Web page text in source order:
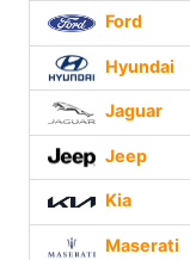
Ford
Hyundai
Jaguar
Jeep
Kia
Maserati